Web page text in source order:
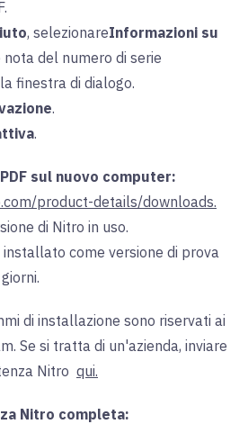
, selezionareInformazioni su
nota del numero di serie
finestra di dialogo.
.
.
sul nuovo computer:
product-details/downloads.
di Nitro in uso.
installato come versione di prova
di installazione sono riservati ai
Se si tratta di un'azienda, inviare
Nitro qui.
Nitro completa: